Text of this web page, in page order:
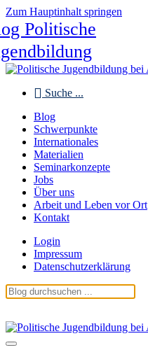
Zum Hauptinhalt springen
Politische
Suche ...
Blog
Schwerpunkte
Internationales
Materialien
Seminarkonzepte
Jobs
Über uns
Arbeit und Leben vor Ort
Kontakt
Login
Impressum
Datenschutzerklärung